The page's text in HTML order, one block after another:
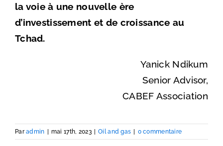
la voie à une nouvelle ère
d’investissement et de croissance au
Tchad.
Yanick Ndikum
Senior Advisor,
CABEF Association
Paradmin | mai 17th, 2023 | Oil and gas | 0 commentaire